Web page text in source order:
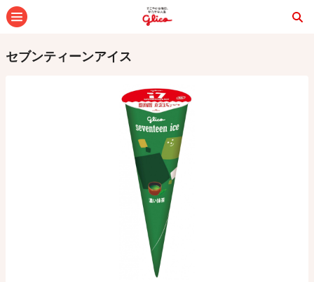
セブンティーンアイス